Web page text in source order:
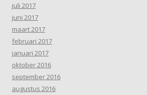
juli 2017
juni 2017
maart 2017
februari 2017
januari 2017
oktober 2016
september 2016
augustus 2016